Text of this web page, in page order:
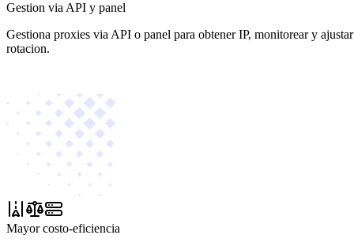
Gestion via API y panel
Gestiona proxies via API o panel para obtener IP, monitorear y ajustar
rotacion.
Mayor costo-eficiencia